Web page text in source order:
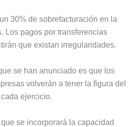
30% de sobrefacturación en la
Los pagos por transferencias
que existan irregularidades.
se han anunciado es que los
volverán a tener la figura del
ejercicio.
se incorporará la capacidad